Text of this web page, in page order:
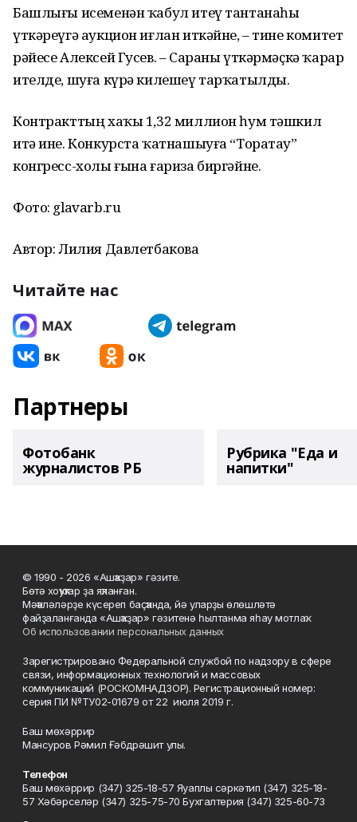
Башлығы исеменән ҡабул итеү тантанаһы
үткәреүгә аукцион иғлан иткәйне, – тине комитет
рәйесе Алексей Гусев. – Сараны үткәрмәҫкә ҡарар
ителде, шуға күрә килешеү тарҡатылды.
Контракттың хаҡы 1,32 миллион һум тәшкил
итә ине. Конкурста ҡатнашыуға “Торатау”
конгресс-холы ғына ғариза биргәйне.
Фото: glavarb.ru
Автор: Лилия Давлетбакова
Читайте нас
Партнеры
Фотобанк
журналистов РБ
Рубрика "Еда и
напитки"
© 1990 - 2026 «Ашҡаҙар» гәзите.
Бөтә хоҡуҡтар ҙа яҡланған.
Мәҡәләләрҙе күсереп баҫҡанда, йә уларҙы өлөшләтә
файҙаланғанда «Ашҡаҙар» гәзитенә һылтанма яһау мотлаҡ.
Об использовании персональных данных
Зарегистрировано Федеральной службой по надзору в сфере
связи, информационных технологий и массовых
коммуникаций (РОСКОМНАДЗОР). Регистрационный номер:
серия ПИ №ТУ02-01679 от 22 июля 2019 г.
Баш мөхәррир
Мансуров Рәмил Ғәбдрәшит улы.
Телефон
Баш мөхәррир (347) 325-18-57 Яуаплы сәркәтип (347) 325-18-
57 Хәбәрселәр (347) 325-75-70 Бухгалтерия (347) 325-60-73